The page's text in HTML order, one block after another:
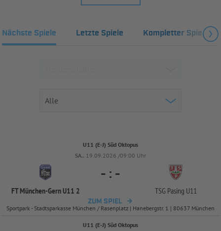
Nächste Spiele Letzte Spiele Kompletter Spielplan
U11 (E-J) Süd Oktopus
SA.. 19.09.2026 /09:00 Uhr
FT München-Gern U11 2
- : -
TSG Pasing U11
ZUM SPIEL
Sportpark - Stadtsparkasse München / Rasenplatz | Hanebergstr. 1 | 80637 München
U11 (E-J) Süd Oktopus